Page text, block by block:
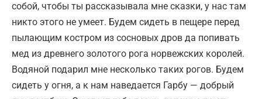
собой, чтобы ты рассказывала мне сказки, у нас там
никто этого не умеет. Будем сидеть в пещере перед
пылающим костром из сосновых дров да попивать
мед из древнего золотого рога норвежских королей.
Водяной подарил мне несколько таких рогов. Будем
сидеть у огня, а к нам наведается Гарбу — добрый